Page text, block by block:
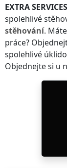
EXTRA SERVICES
spolehlivé
stěhování.
práce?
spolehlivé
Objednejte si u